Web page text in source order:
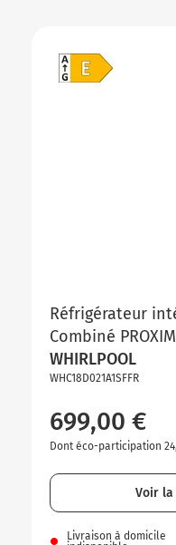
Réfrigérateur
Combiné
WHIRLPOOL
WHC18D021A1SFFR
699,00 €
Dont éco-participation
Voir
Livraison à domicile